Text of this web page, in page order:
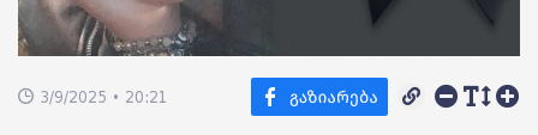
3/9/2025 • 20:21